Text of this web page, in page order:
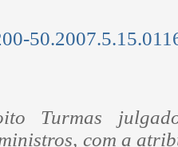
Turmas
com a